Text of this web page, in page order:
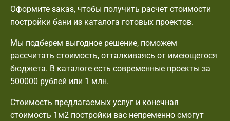
Оформите заказ, чтобы получить расчет стоимости
постройки бани из каталога готовых проектов.
Мы подберем выгодное решение, поможем
рассчитать стоимость, отталкиваясь от имеющегося
бюджета. В каталоге есть современные проекты за
500000 рублей или 1 млн.
Стоимость предлагаемых услуг и конечная
стоимость 1м2 постройки вас непременно смогут